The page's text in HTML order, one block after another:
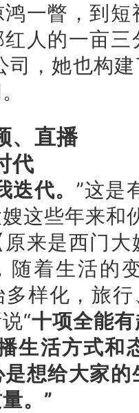
一瞥，到
人的一亩
司，她也构
、直播
代
代。 ”这是
这些年来和
来是西门
随着生活的
多样化，旅
“十项全能
生活方式和
想给大家
。”